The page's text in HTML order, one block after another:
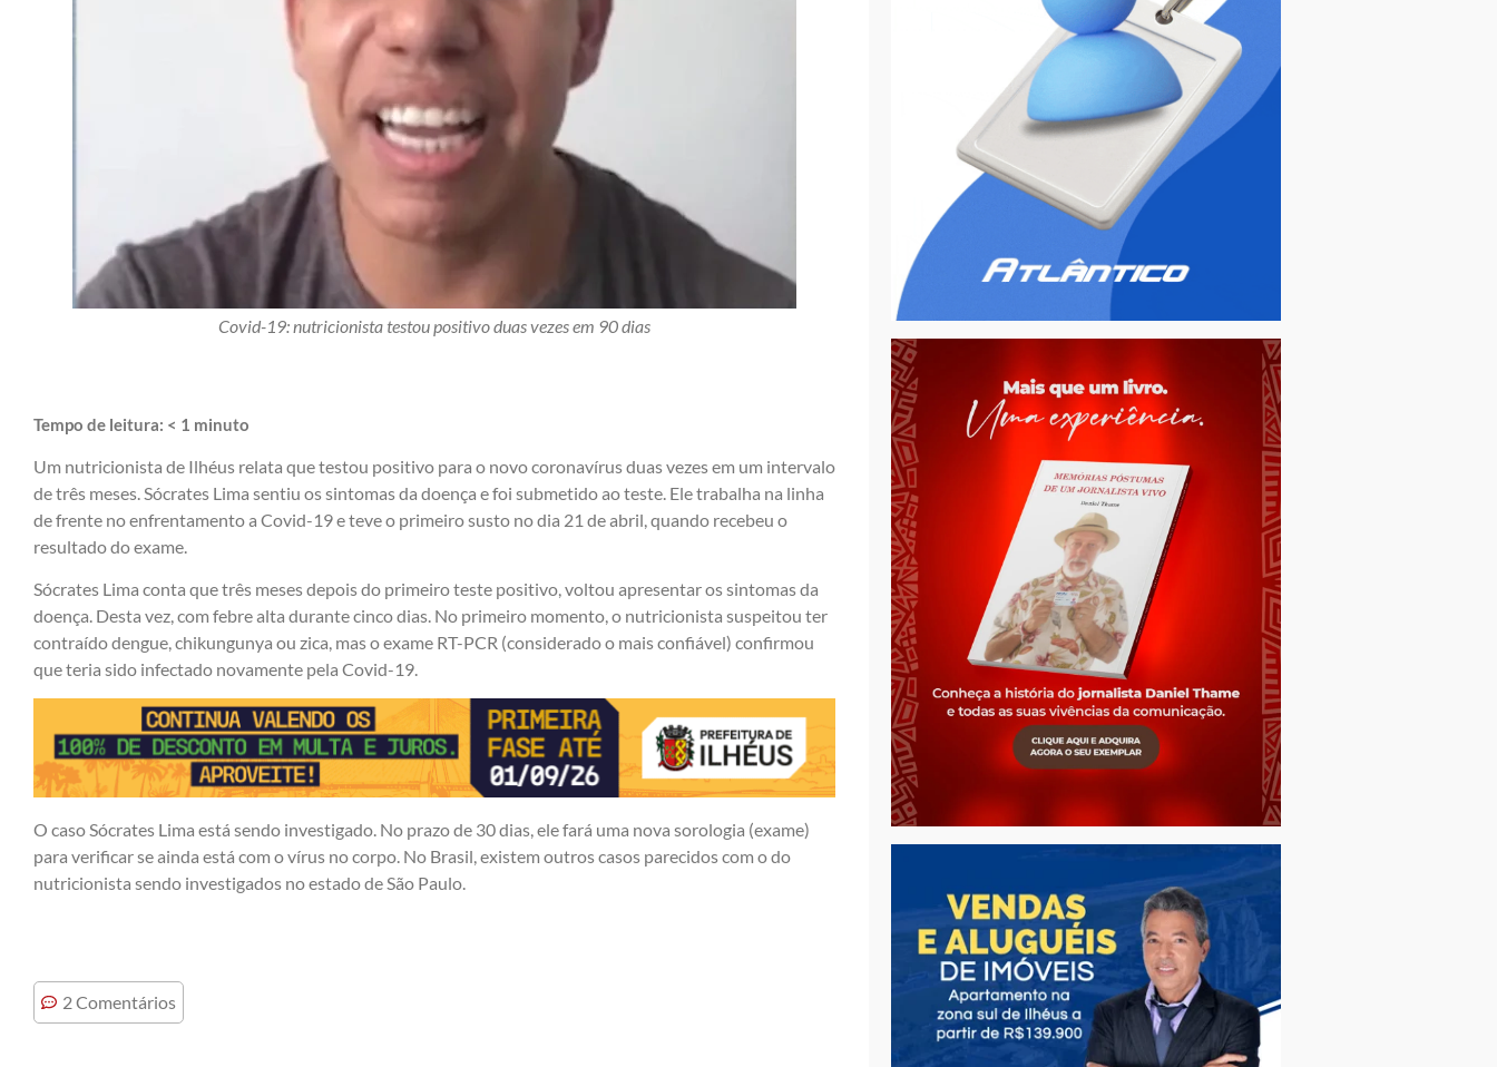
Covid-19: nutricionista testou positivo duas vezes em 90 dias
Tempo de leitura: < 1 minuto
Um nutricionista de Ilhéus relata que testou positivo para o novo coronavírus duas vezes em um intervalo
de três meses. Sócrates Lima sentiu os sintomas da doença e foi submetido ao teste. Ele trabalha na linha
de frente no enfrentamento a Covid-19 e teve o primeiro susto no dia 21 de abril, quando recebeu o
resultado do exame.
Sócrates Lima conta que três meses depois do primeiro teste positivo, voltou apresentar os sintomas da
doença. Desta vez, com febre alta durante cinco dias. No primeiro momento, o nutricionista suspeitou ter
contraído dengue, chikungunya ou zica, mas o exame RT-PCR (considerado o mais confiável) confirmou
que teria sido infectado novamente pela Covid-19.
O caso Sócrates Lima está sendo investigado. No prazo de 30 dias, ele fará uma nova sorologia (exame)
para verificar se ainda está com o vírus no corpo. No Brasil, existem outros casos parecidos com o do
nutricionista sendo investigados no estado de São Paulo.
2 Comentários